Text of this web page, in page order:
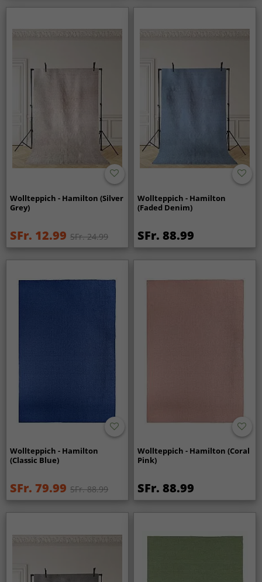
Wollteppich - Hamilton (Silver
Grey)
SFr. 12.99 SFr. 24.99
Wollteppich - Hamilton
(Faded Denim)
SFr. 88.99
Wollteppich - Hamilton
(Classic Blue)
SFr. 79.99 SFr. 88.99
Wollteppich - Hamilton (Coral
Pink)
SFr. 88.99